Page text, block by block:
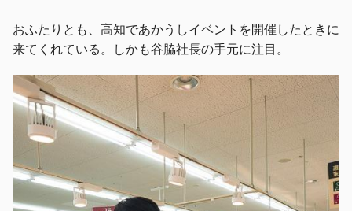
おふたりとも、高知であかうしイベントを開催したときに
来てくれている。しかも谷脇社長の手元に注目。